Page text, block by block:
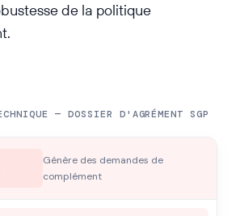
de la politique
— DOSSIER D'AGRÉMENT SGP
Génère des demandes de
complément